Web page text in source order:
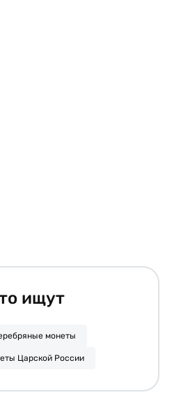
ищут
монеты
Царской России